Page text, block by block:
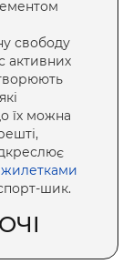
свободу
активних
їх можна
жилетками
шик.